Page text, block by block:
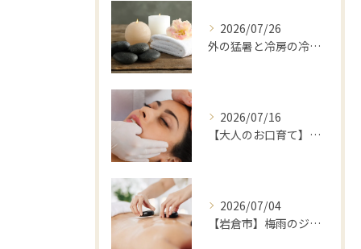
2026/07/26
外の猛暑と冷房の冷えに…夏の「寒暖差疲労」を温活ケアでリセット🌿岩倉市LANA
2026/07/16
【大人のお口育て】「顔が大きくなった？」と感じたら始めたい、岩倉市歯科衛生士による口元ゆるめケア
2026/07/04
【岩倉市】梅雨のジメジメや暑さで乱れがちな自律神経を整えてみませんか？